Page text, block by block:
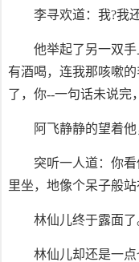
李寻欢道：我?我
他举起了另一双
有酒喝，连我那咳嗽
了，你--一句话未说完
阿飞静静的望着他
突听一人道：你
里坐，地像个呆子般
林仙儿终于露面了
林仙儿却还是一点